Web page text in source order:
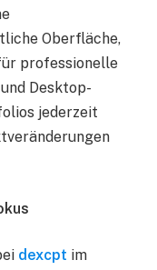
Oberfläche,
professionelle
Desktop-
jederzeit
dexcpt im